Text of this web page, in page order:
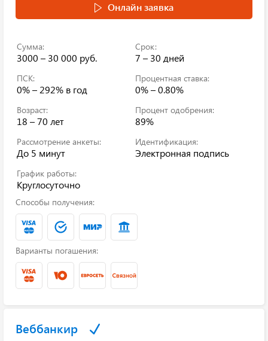
Онлайн заявка
Сумма:
3000 – 30 000 руб.
Срок:
7 – 30 дней
ПСК:
0% – 292% в год
Процентная ставка:
0% – 0.80%
Возраст:
18 – 70 лет
Процент одобрения:
89%
Рассмотрение анкеты:
До 5 минут
Идентификация:
Электронная подпись
График работы:
Круглосуточно
Способы получения:
Варианты погашения:
Веббанкир